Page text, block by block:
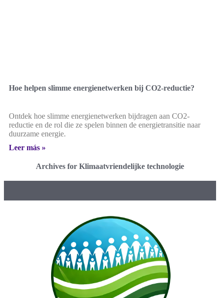
Hoe helpen slimme energienetwerken bij CO2-reductie?
Ontdek hoe slimme energienetwerken bijdragen aan CO2-
reductie en de rol die ze spelen binnen de energietransitie naar
duurzame energie.
Leer más »
Archives for Klimaatvriendelijke technologie